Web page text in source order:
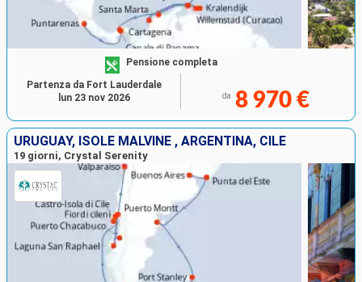
Pensione completa
da 8 970 €
Partenza da Fort Lauderdale
lun 23 nov 2026
URUGUAY, ISOLE MALVINE , ARGENTINA, CILE
19 giorni, Crystal Serenity